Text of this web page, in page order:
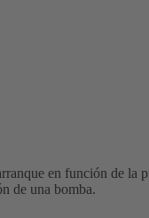
en función de la
de una bomba.